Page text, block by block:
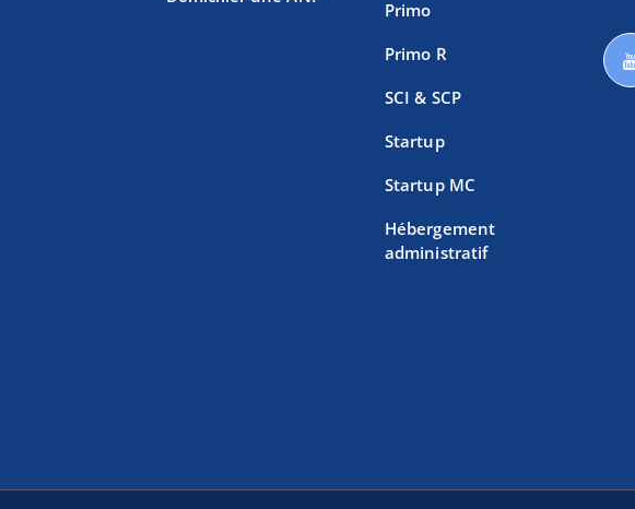
Primo
Primo R
SCI & SCP
Startup
Startup MC
Hébergement
administratif